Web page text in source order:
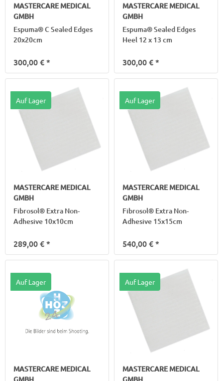
MASTERCARE MEDICAL
GMBH
Espuma® C Sealed Edges
20x20cm
300,00 €*
MASTERCARE MEDICAL
GMBH
Espuma® Sealed Edges
Heel 12 x 13 cm
300,00 €*
Auf Lager
MASTERCARE MEDICAL
GMBH
Fibrosol® Extra Non-
Adhesive 10x10cm
289,00 €*
Auf Lager
MASTERCARE MEDICAL
GMBH
Fibrosol® Extra Non-
Adhesive 15x15cm
540,00 €*
Auf Lager
MASTERCARE MEDICAL
GMBH
Auf Lager
MASTERCARE MEDICAL
GMBH